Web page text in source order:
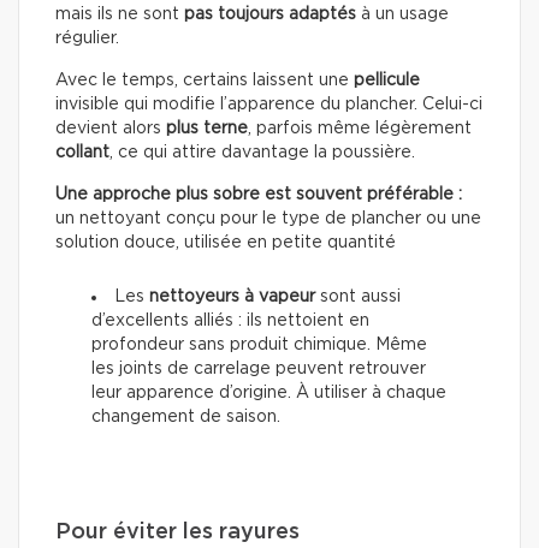
mais ils ne sont pas toujours adaptés à un usage
régulier.
Avec le temps, certains laissent une pellicule
invisible qui modifie l’apparence du plancher. Celui-ci
devient alors plus terne , parfois même légèrement
collant , ce qui attire davantage la poussière.
Une approche plus sobre est souvent préférable :
un nettoyant conçu pour le type de plancher ou une
solution douce, utilisée en petite quantité
Les nettoyeurs à vapeursont aussi
d’excellents alliés : ils nettoient en
profondeur sans produit chimique. Même
les joints de carrelage peuvent retrouver
leur apparence d’origine. À utiliser à chaque
changement de saison.
Pour éviter les rayures